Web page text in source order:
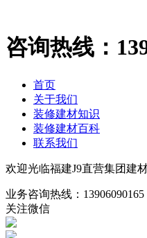
咨询热线：
首页
关于我们
装修建材知识
装修建材百科
联系我们
欢迎光临福建J9直营集团建
业务咨询热线： 13906090165
关注微信